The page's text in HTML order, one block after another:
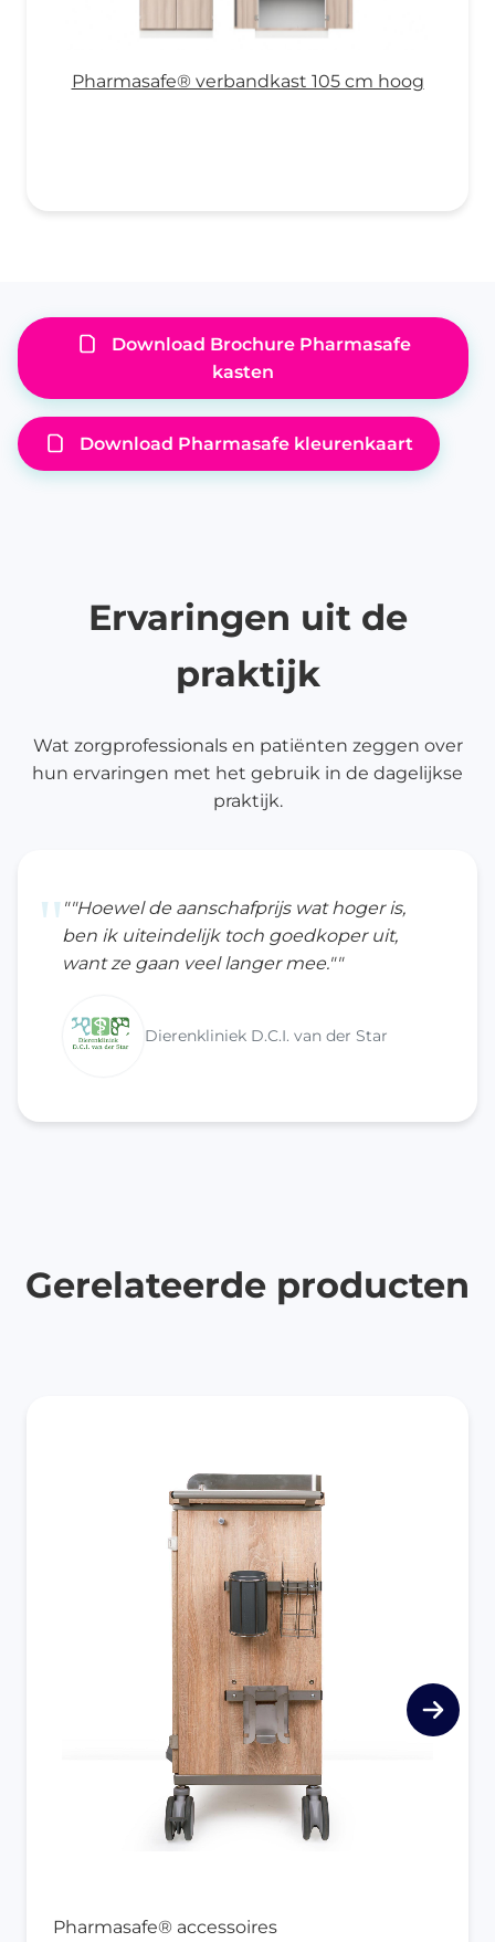
Pharmasafe® verbandkast 105 cm hoog
Download Brochure Pharmasafe
kasten
Download Pharmasafe kleurenkaart
Ervaringen uit de
praktijk
Wat zorgprofessionals en patiënten zeggen over
hun ervaringen met het gebruik in de dagelijkse
praktijk.
"""Hoewel de aanschafprijs wat hoger is,
ben ik uiteindelijk toch goedkoper uit,
want ze gaan veel langer mee.""
Dierenkliniek D.C.I. van der Star
Gerelateerde producten
Pharmasafe® accessoires